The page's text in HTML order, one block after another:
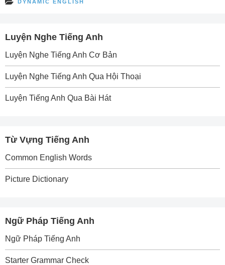
DYNAMIC ENGLISH
Luyện Nghe Tiếng Anh
Luyện Nghe Tiếng Anh Cơ Bản
Luyện Nghe Tiếng Anh Qua Hội Thoại
Luyện Tiếng Anh Qua Bài Hát
Từ Vựng Tiếng Anh
Common English Words
Picture Dictionary
Ngữ Pháp Tiếng Anh
Ngữ Pháp Tiếng Anh
Starter Grammar Check